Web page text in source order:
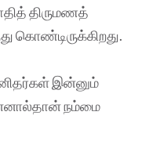
திருமணத்
கொண்டிருக்கிறது.
இன்னும்
நம்மை